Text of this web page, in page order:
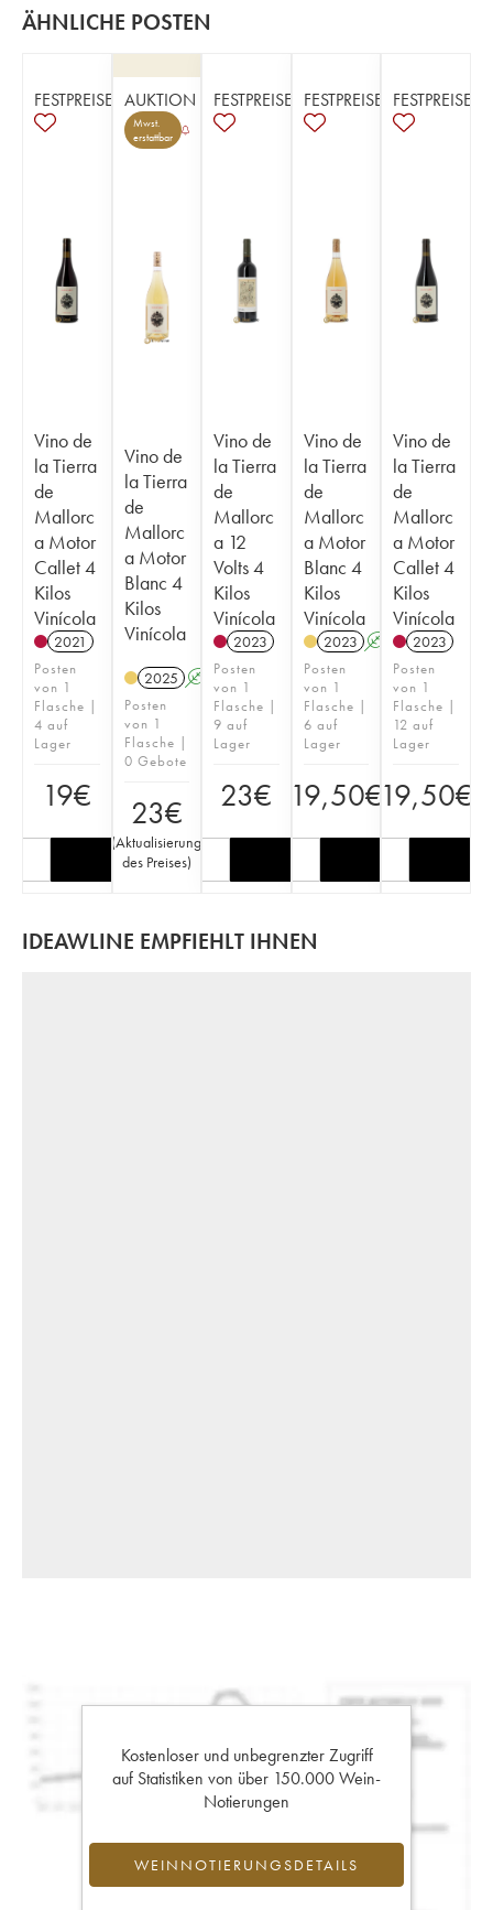
ÄHNLICHE POSTEN
FESTPREISE
Vino de
la Tierra
de
Mallorc
a Motor
Callet 4
Kilos
Vinícola
2021
Posten
von 1
Flasche |
4 auf
Lager
19€
AUKTION
Mwst.
erstattbar
Vino de
la Tierra
de
Mallorc
a Motor
Blanc 4
Kilos
Vinícola
2025 A
Posten
von 1
Flasche |
0 Gebote
23€
(Aktualisierung
des Preises)
FESTPREISE
Vino de
la Tierra
de
Mallorc
a 12
Volts 4
Kilos
Vinícola
2023
Posten
von 1
Flasche |
9 auf
Lager
23€
FESTPREISE
Vino de
la Tierra
de
Mallorc
a Motor
Blanc 4
Kilos
Vinícola
2023 A
Posten
von 1
Flasche |
6 auf
Lager
19,50€
FESTPREISE
Vino de
la Tierra
de
Mallorc
a Motor
Callet 4
Kilos
Vinícola
2023
Posten
von 1
Flasche |
12 auf
Lager
19,50€
IDEAWLINE EMPFIEHLT IHNEN
Kostenloser und unbegrenzter Zugriff
auf Statistiken von über 150.000 Wein-
Notierungen
WEINNOTIERUNGSDETAILS